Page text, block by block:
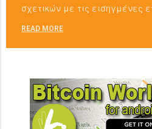
σχετικών με τις εισηγμένες
READ MORE